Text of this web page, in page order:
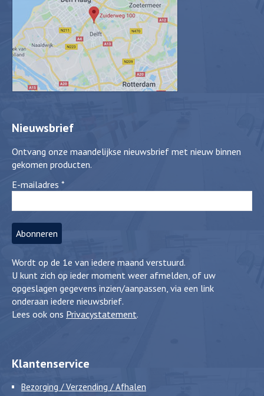
Nieuwsbrief
Ontvang onze maandelijkse nieuwsbrief met nieuw binnen
gekomen producten.
E-mailadres *
Wordt op de 1e van iedere maand verstuurd.
U kunt zich op ieder moment weer afmelden, of uw
opgeslagen gegevens inzien/aanpassen, via een link
onderaan iedere nieuwsbrief.
Lees ook ons Privacystatement.
Klantenservice
Bezorging / Verzending / Afhalen